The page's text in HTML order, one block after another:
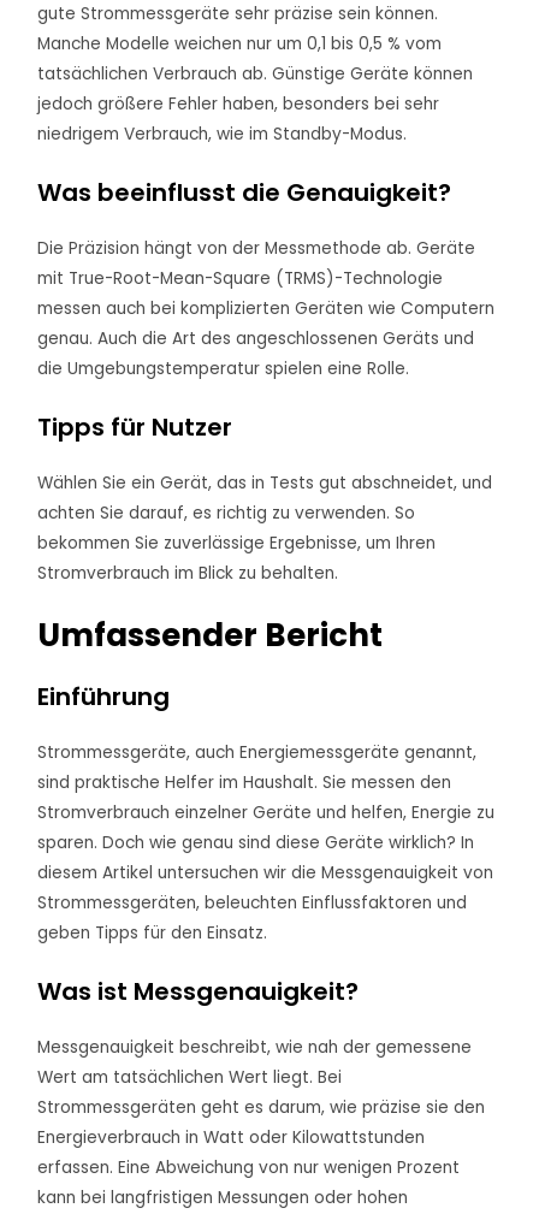
gute Strommessgeräte sehr präzise sein können.
Manche Modelle weichen nur um 0,1 bis 0,5 % vom
tatsächlichen Verbrauch ab. Günstige Geräte können
jedoch größere Fehler haben, besonders bei sehr
niedrigem Verbrauch, wie im Standby-Modus.
Was beeinflusst die Genauigkeit?
Die Präzision hängt von der Messmethode ab. Geräte
mit True-Root-Mean-Square (TRMS)-Technologie
messen auch bei komplizierten Geräten wie Computern
genau. Auch die Art des angeschlossenen Geräts und
die Umgebungstemperatur spielen eine Rolle.
Tipps für Nutzer
Wählen Sie ein Gerät, das in Tests gut abschneidet, und
achten Sie darauf, es richtig zu verwenden. So
bekommen Sie zuverlässige Ergebnisse, um Ihren
Stromverbrauch im Blick zu behalten.
Umfassender Bericht
Einführung
Strommessgeräte, auch Energiemessgeräte genannt,
sind praktische Helfer im Haushalt. Sie messen den
Stromverbrauch einzelner Geräte und helfen, Energie zu
sparen. Doch wie genau sind diese Geräte wirklich? In
diesem Artikel untersuchen wir die Messgenauigkeit von
Strommessgeräten, beleuchten Einflussfaktoren und
geben Tipps für den Einsatz.
Was ist Messgenauigkeit?
Messgenauigkeit beschreibt, wie nah der gemessene
Wert am tatsächlichen Wert liegt. Bei
Strommessgeräten geht es darum, wie präzise sie den
Energieverbrauch in Watt oder Kilowattstunden
erfassen. Eine Abweichung von nur wenigen Prozent
kann bei langfristigen Messungen oder hohen